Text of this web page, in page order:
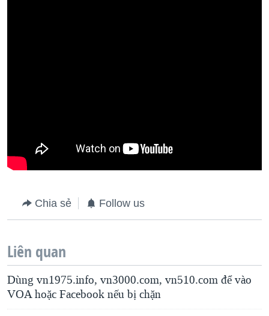
Chia sẻ Follow us
Liên quan
Dùng vn1975.info, vn3000.com, vn510.com để vào
VOA hoặc Facebook nếu bị chặn